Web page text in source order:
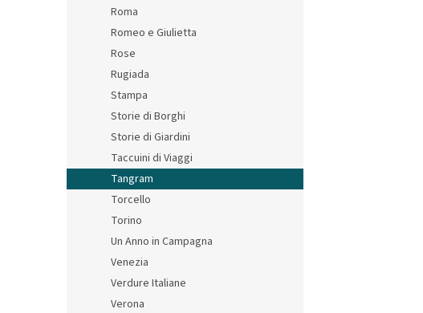
Roma
Romeo e Giulietta
Rose
Rugiada
Stampa
Storie di Borghi
Storie di Giardini
Taccuini di Viaggi
Tangram
Torcello
Torino
Un Anno in Campagna
Venezia
Verdure Italiane
Verona